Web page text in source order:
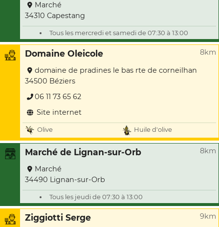
Marché
34310 Capestang
Tous les mercredi et samedi de 07:30 à 13:00
Domaine Oleicole 8km
domaine de pradines le bas rte de corneilhan
34500 Béziers
06 11 73 65 62
Site internet
Olive Huile d'olive
Marché de Lignan-sur-Orb 8km
Marché
34490 Lignan-sur-Orb
Tous les jeudi de 07:30 à 13:00
Ziggiotti Serge 9km